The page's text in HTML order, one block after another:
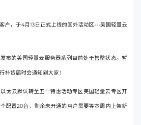
户，于4月13日正式上线的国外活动区---美国轻量云
布的美国轻量云服务器系列目前处于售罄状态。暂
补货届时会通知到大家！
太云默认转至五一特惠活动专区美国轻量云专区开
配置20台，剩余未开通的用户需要等本周内上架新